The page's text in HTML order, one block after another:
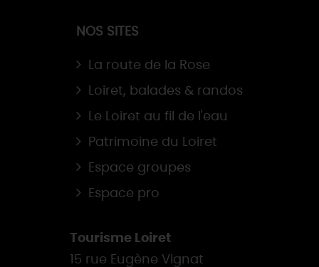
NOS SITES
La route de la Rose
Loiret, balades & randos
Le Loiret au fil de l'eau
Patrimoine du Loiret
Espace groupes
Espace pro
Tourisme Loiret
15 rue Eugène Vignat